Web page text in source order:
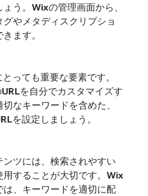
う。Wixの管理画面から、
やメタディスクリプショ
ます。
っても重要な要素です。
を自分でカスタマイズす
なキーワードを含めた、
を設定しましょう。
ツには、検索されやすい
用することが大切です。Wix
、キーワードを適切に配